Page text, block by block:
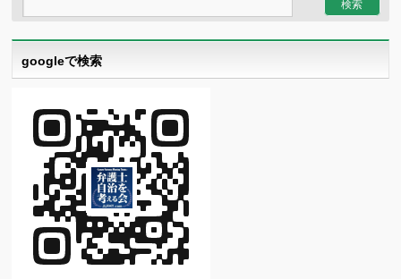
googleで検索